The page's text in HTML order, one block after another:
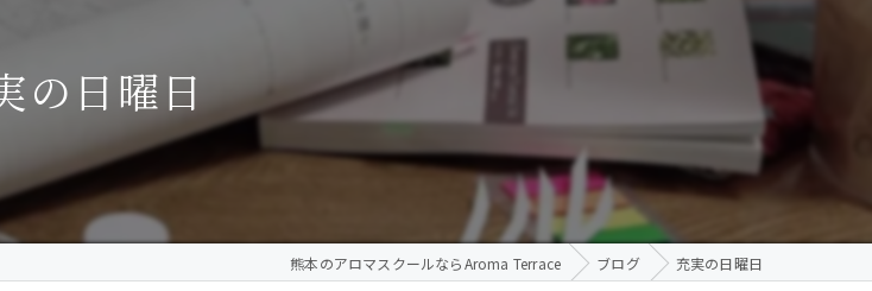
ンストラクターコース
ラピストコース
セルフメディケーション
ハンドマッサージ
オイル
施術事例 バッチフラワーレメディ
の日曜日
熊本のアロマスクールならAroma Terrace ブログ 充実の日曜日